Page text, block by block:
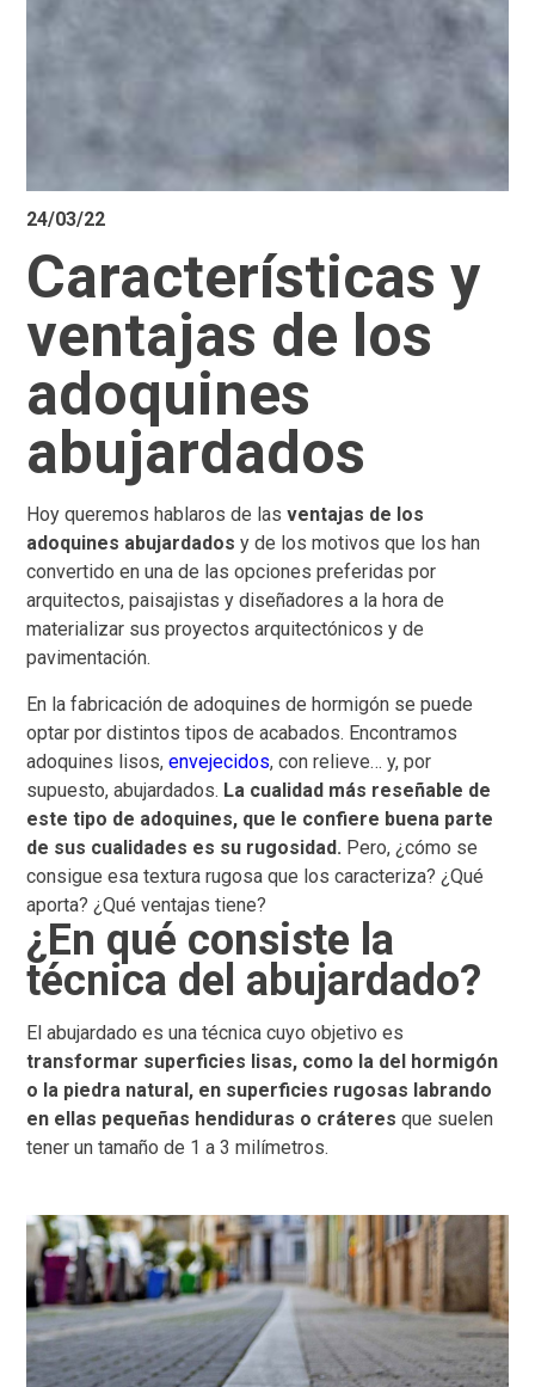
24/03/22
Características y
ventajas de los
adoquines
abujardados
Hoy queremos hablaros de lasventajas de los
adoquines abujardados y de los motivos que los han
convertido en una de las opciones preferidas por
arquitectos, paisajistas y diseñadores a la hora de
materializar sus proyectos arquitectónicos y de
pavimentación.
En la fabricación de adoquines de hormigón se puede
optar por distintos tipos de acabados. Encontramos
adoquines lisos,envejecidos, con relieve… y, por
supuesto, abujardados. La cualidad más reseñable de
este tipo de adoquines, que le confiere buena parte
de sus cualidades es su rugosidad. Pero, ¿cómo se
consigue esa textura rugosa que los caracteriza? ¿Qué
aporta? ¿Qué ventajas tiene?
¿En qué consiste la
técnica del abujardado?
El abujardado es una técnica cuyo objetivo es
transformar superficies lisas, como la del hormigón
o la piedra natural, en superficies rugosas labrando
en ellas pequeñas hendiduras o cráteresque suelen
tener un tamaño de 1 a 3 milímetros.